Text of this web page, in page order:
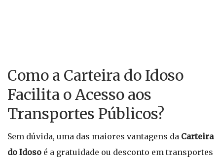
Como a Carteira do Idoso
Facilita o Acesso aos
Transportes Públicos?
Sem dúvida, uma das maiores vantagens da Carteira
do Idoso é a gratuidade ou desconto em transportes